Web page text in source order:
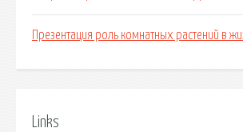
Презентация роль комнатных растений в
Links